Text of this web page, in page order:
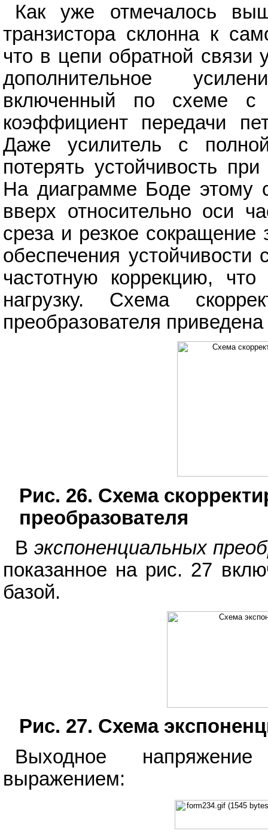
Как уже отмечалось
транзистора склонна к
что в цепи обратной связи
дополнительное
включенный по схеме
коэффициент передачи
Даже усилитель с
потерять устойчивость
На диаграмме Боде этому
вверх относительно оси
среза и резкое
обеспечения
частотную коррекцию,
нагрузку. Схема
преобразователя
Рис. 26. Схема
преобразователя
В экспоненциальных
показанное на рис. 27
базой.
Рис. 27. Схема
Выходное
выражением: